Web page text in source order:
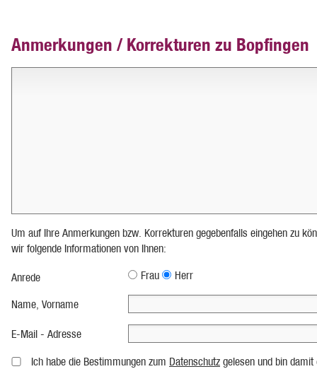
Anmerkungen / Korrekturen zu Bopfingen
Um auf Ihre Anmerkungen bzw. Korrekturen gegebenfalls eingehen zu
wir folgende Informationen von Ihnen:
Anrede Frau Herr
Name, Vorname
E-Mail - Adresse
Ich habe die Bestimmungen zum Datenschutz gelesen und bin